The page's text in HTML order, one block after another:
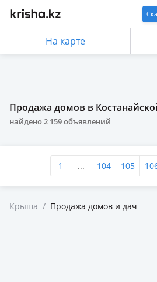
На карте
Продажа домов в
найдено2 159объявлений
1 ... 104 105
Крыша / Продажа домов и дач